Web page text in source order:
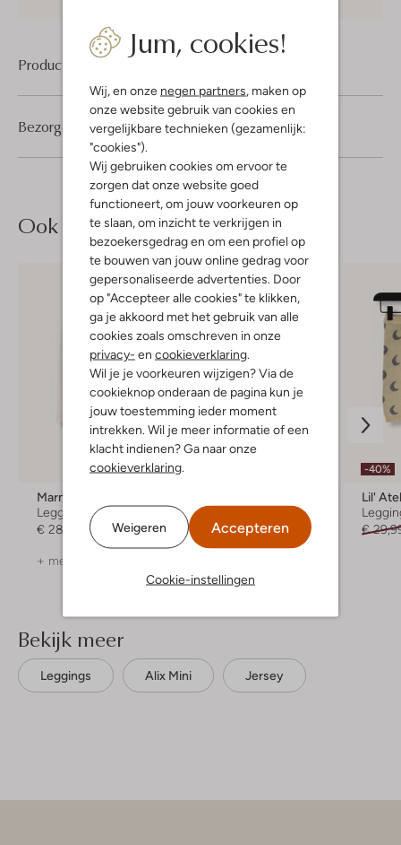
Jum, cookies!
Wij, en onze negen partners, maken op
onze website gebruik van cookies en
vergelijkbare technieken (gezamenlijk:
"cookies").
Wij gebruiken cookies om ervoor te
zorgen dat onze website goed
functioneert, om jouw voorkeuren op
te slaan, om inzicht te verkrijgen in
bezoekersgedrag en om een profiel op
te bouwen van jouw online gedrag voor
gepersonaliseerde advertenties. Door
op "Accepteer alle cookies" te klikken,
ga je akkoord met het gebruik van alle
cookies zoals omschreven in onze
privacy- en cookieverklaring.
Wil je je voorkeuren wijzigen? Via de
cookieknop onderaan de pagina kun je
jouw toestemming ieder moment
intrekken. Wil je meer informatie of een
klacht indienen? Ga naar onze
cookieverklaring.
Weigeren Accepteren
Cookie-instellingen
Product informatie
Bezorgen & retourneren
Ook iets voor jou?
Legging
€ 28,99
+ meer kleuren
Korte broek
€ 17,99
-40%
Lil'
€
Bekijk meer
Leggings Alix Mini Jersey